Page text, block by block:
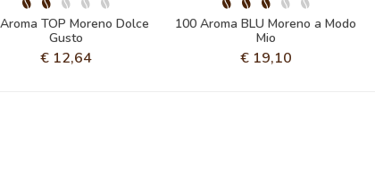
TOP Moreno Dolce
Gusto
€ 12,64
100 Aroma BLU Moreno a Modo
Mio
€ 19,10